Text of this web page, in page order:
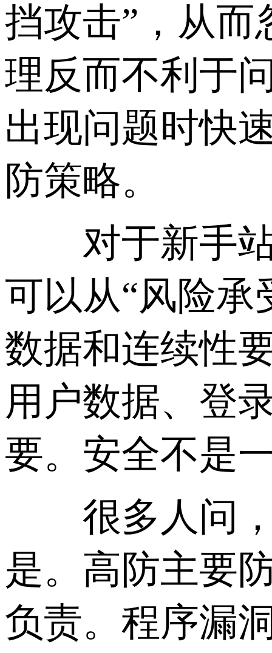
挡攻击”，从
理反而不利于
出现问题时快
防策略。
对于新手站
可以从“风险
数据和连续性
用户数据、登
要。安全不是
很多人问，
是。高防主要
负责。程序漏